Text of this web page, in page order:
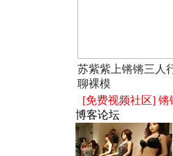
苏紫紫上锵锵三人
聊裸模
[免费视频社区] 锵
博客论坛